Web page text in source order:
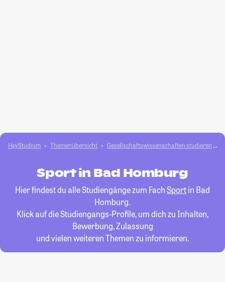
HeyStudium Themenübersicht Gesellschafts­­wissenschaften studieren
Sport in Bad Homburg
Hier findest du alle Studiengänge zum FachSportin Bad
Homburg.
Klick auf die Studiengangs-Profile, um dich zu Inhalten,
Bewerbung, Zulassung
und vielen weiteren Themen zu informieren.